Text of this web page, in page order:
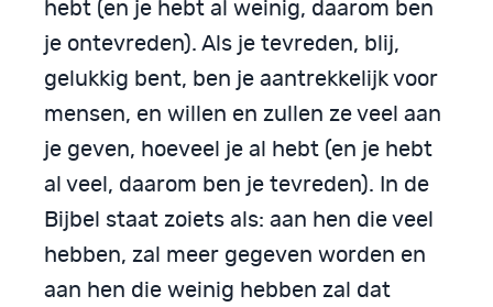
hebt (en je hebt al weinig, daarom ben
je ontevreden). Als je tevreden, blij,
gelukkig bent, ben je aantrekkelijk voor
mensen, en willen en zullen ze veel aan
je geven, hoeveel je al hebt (en je hebt
al veel, daarom ben je tevreden). In de
Bijbel staat zoiets als: aan hen die veel
hebben, zal meer gegeven worden en
aan hen die weinig hebben zal dat